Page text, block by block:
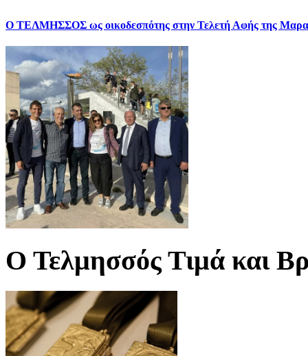
Ο ΤΕΛΜΗΣΣΟΣ ως οικοδεσπότης στην Τελετή Αφής της
Ο Τελμησσός Τιμά και